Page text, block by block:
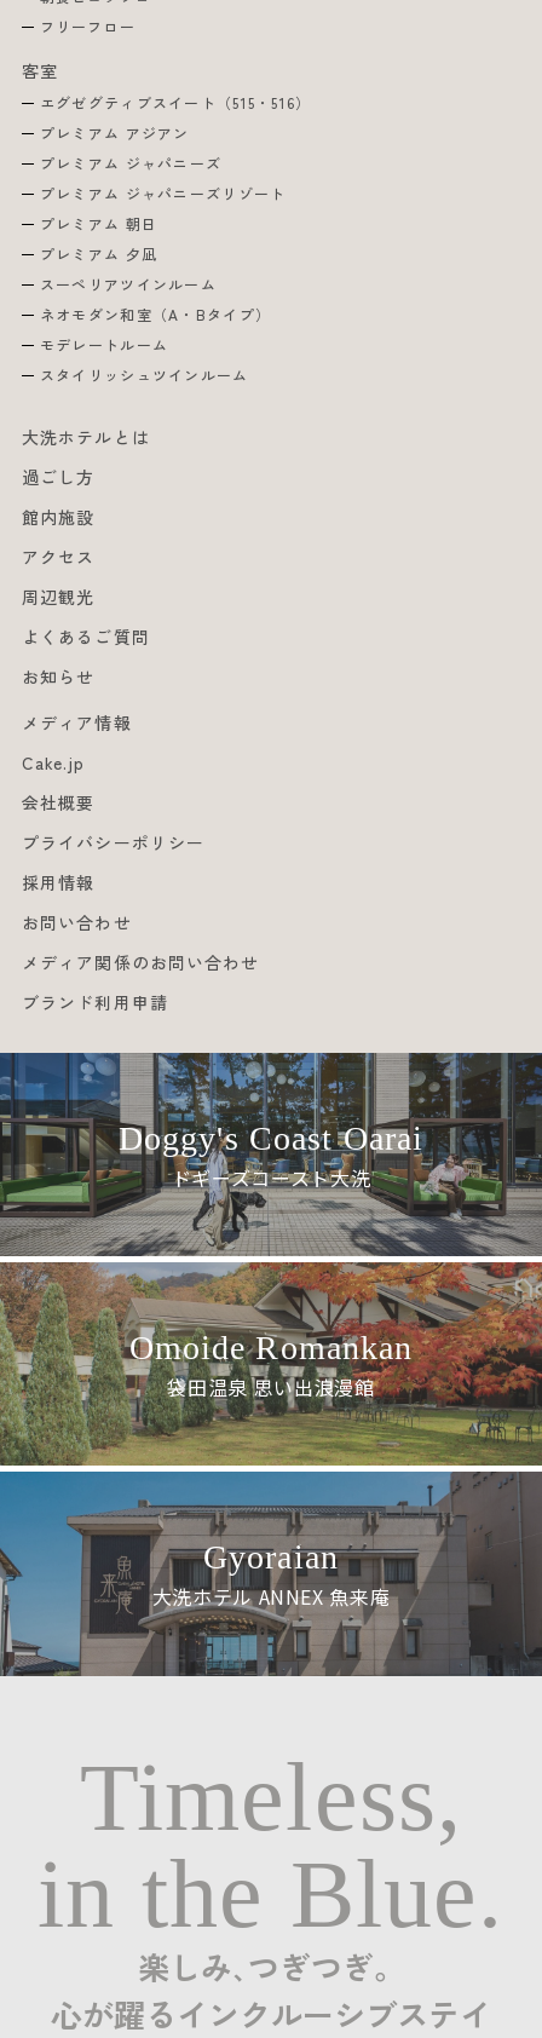
フリーフロー
客室
エグゼグティブスイート（515・516）
プレミアム アジアン
プレミアム ジャパニーズ
プレミアム ジャパニーズリゾート
プレミアム 朝日
プレミアム 夕凪
スーペリアツインルーム
ネオモダン和室（A・Bタイプ）
モデレートルーム
スタイリッシュツインルーム
大洗ホテルとは
過ごし方
館内施設
アクセス
周辺観光
よくあるご質問
お知らせ
メディア情報
Cake.jp
会社概要
プライバシーポリシー
採用情報
お問い合わせ
メディア関係のお問い合わせ
ブランド利用申請
Doggy's Coast Oarai
ドギーズコースト大洗
Omoide Romankan
袋田温泉 思い出浪漫館
Gyoraian
大洗ホテル ANNEX 魚来庵
Timeless,
in the Blue.
楽しみ､つぎつぎ。
心が躍るインクルーシブステイ